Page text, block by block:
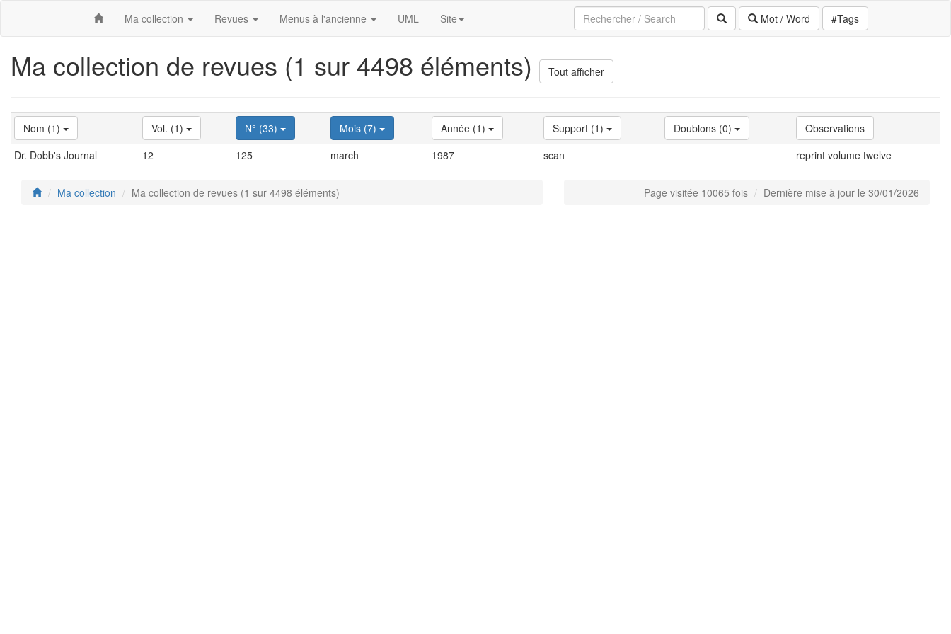
Ma collection Revues Menus à l'ancienne UML Site Mot / Word #Tags
Ma collection de revues (1 sur 4498 éléments) Tout afficher
Nom (1) Vol. (1) N° (33) Mois (7) Année (1) Support (1) Doublons (0)
Observations
Dr. Dobb's Journal
12 125 march 1987 scan reprint volume twelve
Ma collection Ma collection de revues (1 sur 4498 éléments) Page visitée 10065 fois Dernière mise à jour le 30/01/2026